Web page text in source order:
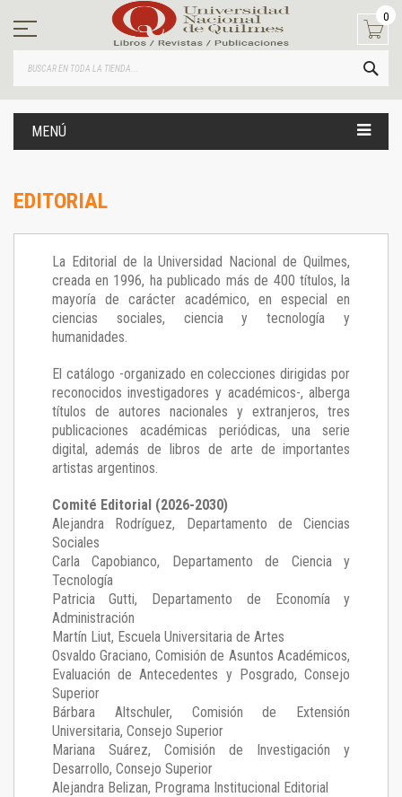
contenido
0
MENÚ
EDITORIAL
La Editorial de la Universidad Nacional de Quilmes,
creada en 1996, ha publicado más de 400 títulos, la
mayoría de carácter académico, en especial en
ciencias sociales, ciencia y tecnología y
humanidades.
El catálogo -organizado en colecciones dirigidas por
reconocidos investigadores y académicos-, alberga
títulos de autores nacionales y extranjeros, tres
publicaciones académicas periódicas, una serie
digital, además de libros de arte de importantes
artistas argentinos.
Comité Editorial (2026-2030)
Alejandra Rodríguez, Departamento de Ciencias
Sociales
Carla Capobianco, Departamento de Ciencia y
Tecnología
Patricia Gutti, Departamento de Economía y
Administración
Martín Liut, Escuela Universitaria de Artes
Osvaldo Graciano, Comisión de Asuntos Académicos,
Evaluación de Antecedentes y Posgrado, Consejo
Superior
Bárbara Altschuler, Comisión de Extensión
Universitaria, Consejo Superior
Mariana Suárez, Comisión de Investigación y
Desarrollo, Consejo Superior
Alejandra Belizan, Programa Institucional Editorial